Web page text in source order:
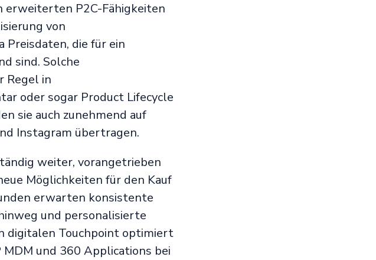
erweiterten P2C-Fähigkeiten
von
Preisdaten, die für ein
sind. Solche
Regel in
oder sogar Product Lifecycle
sie auch zunehmend auf
Instagram übertragen.
weiter, vorangetrieben
Möglichkeiten für den Kauf
erwarten konsistente
und personalisierte
digitalen Touchpoint optimiert
MDM und 360 Applications bei